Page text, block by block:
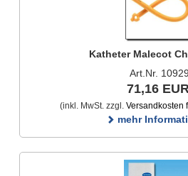
Katheter Malecot
Art.Nr. 10929
71,16
(inkl. MwSt. zzgl. Versandkosten
mehr